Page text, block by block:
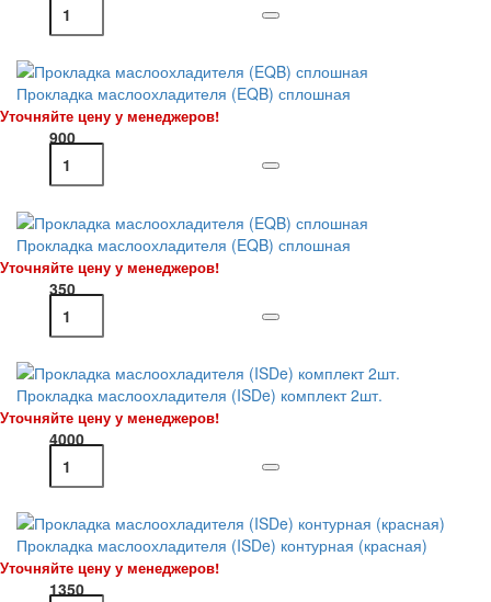
Прокладка маслоохладителя (EQB) сплошная
Уточняйте цену у менеджеров!
900
Прокладка маслоохладителя (EQB) сплошная
Уточняйте цену у менеджеров!
350
Прокладка маслоохладителя (ISDe) комплект 2шт.
Уточняйте цену у менеджеров!
4000
Прокладка маслоохладителя (ISDe) контурная (красная)
Уточняйте цену у менеджеров!
1350